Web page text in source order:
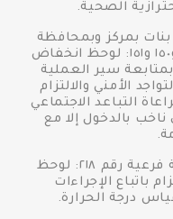
الصحية.
بمركز وبمحافظة
أسيوط، اللجان الفرعية رقم ١٤٩ و١٥٠ و١٥١: لوحظ انخفاض
سير العملية
الأمني والالتزام
التباعد الاجتماعي
بالدخول إلا مع
- النادي الرياضى بالقوصية، لجنة فرعية رقم ٢١٨: لوحظ
باتباع الإجراءات
درجة الحرارة.